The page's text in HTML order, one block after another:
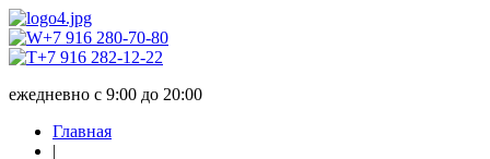
+7 916 280-70-80
+7 916 282-12-22
ежедневно с 9:00 до 20:00
Главная
|